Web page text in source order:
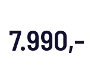
7.990,-